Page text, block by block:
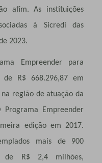
afim. As instituições
à Sicredi das
2023.
Empreender para
R$ 668.296,87 em
região de atuação da
Empreender
edição em 2017.
mais de 900
de R$ 2,4 milhões,